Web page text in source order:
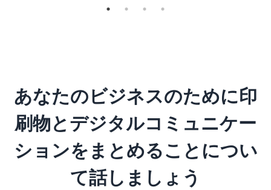
あなたのビジネスのために印
刷物とデジタルコミュニケー
ションをまとめることについ
て話しましょう